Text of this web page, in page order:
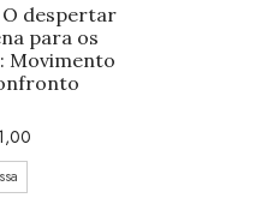
O despertar
para os
Movimento